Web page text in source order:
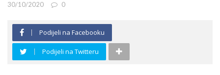
30/10/2020 0
Podijeli na Facebooku
Podijeli na Twitteru